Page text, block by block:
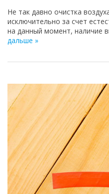
Не так давно очистка
исключительно за счет
на данный момент, наличие
дальше »